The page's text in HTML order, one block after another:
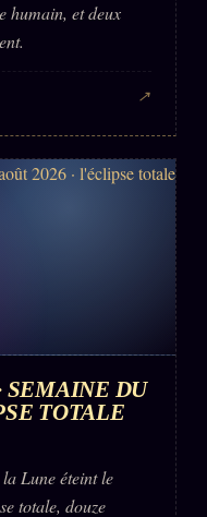
humain, et deux
↗
SEMAINE DU
TOTALE
Lune éteint le
totale, douze